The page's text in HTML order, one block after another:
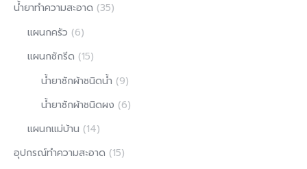
น้ํายาทําความสะอาด (35)
แผนกครัว (6)
แผนกซักรีด (15)
น้ำยาซักผ้าชนิดน้ำ (9)
น้ำยาซักผ้าชนิดผง (6)
แผนกแม่บ้าน (14)
อุปกรณ์ทำความสะอาด (15)